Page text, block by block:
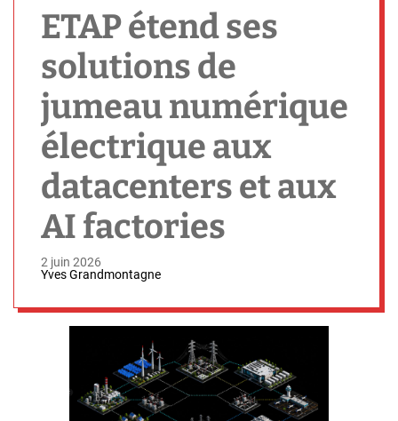
ETAP étend ses
solutions de
jumeau numérique
électrique aux
datacenters et aux
AI factories
2 juin 2026
Yves Grandmontagne